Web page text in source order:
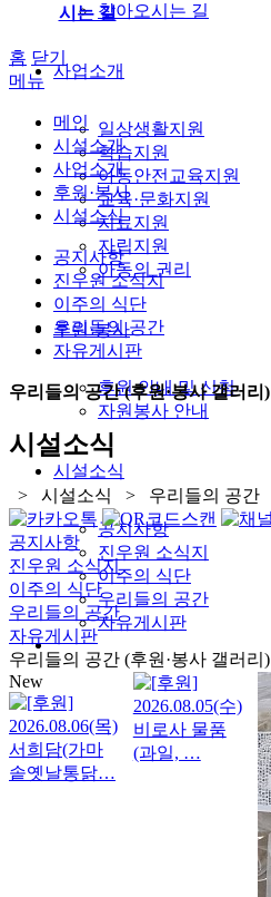
찾아오시는 길
사업소개
일상생활지원
학습지원
아동안전교육지원
교육·문화지원
치료지원
자립지원
아동의 권리
후원·봉사
후원 안내 및 신청
자원봉사 안내
시설소식
공지사항
진우원 소식지
이주의 식단
우리들의 공간
자유게시판
시는 길
홈 닫기
메뉴
메인
시설소개
사업소개
후원·봉사
시설소식
공지사항
진우원 소식지
이주의 식단
우리들의 공간
자유게시판
우리들의 공간 (후원·봉사 갤러리)
시설소식
> 시설소식 > 우리들의 공간
공지사항
진우원 소식지
이주의 식단
우리들의 공간
자유게시판
우리들의 공간 (후원·봉사 갤러리)
New